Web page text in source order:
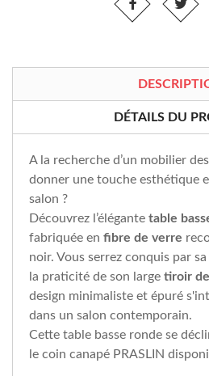
DÉTAILS DU
A la recherche d’un mobilier
donner une touche esthétique
salon ?
Découvrez l’élégante table
fabriquée en fibre de verre
noir. Vous serrez conquis par sa
la praticité de son large tiroir
design minimaliste et épuré
dans un salon contemporain.
Cette table basse ronde se
le coin canapé PRASLIN